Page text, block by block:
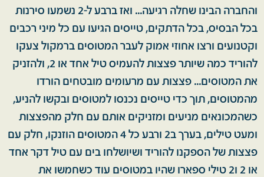
והחברה הבינו שחלה רגיעה... ואז ברבע ל-2 נשמעו סירנות
בכל הבסיס, בכל הדתקים, טייסים הגיעו עם כל מיני רכבים
וקטנועים ורצו אחוזי אמוק לעבר המטוסים ברמקול צעקו
להוריד כמה שיותר פצצות להעמיס טיל אחד או 2, ולהזניק
את המטוסים... פצצות עם מרעומים מובטחים הורדו
מהמטוסים, תוך כדי טייסים נכנסו למטוסים ובקשו להניע,
כשהמכונאים מניעים ומזניקים אותם עם חלק מהפצצות
ומעט טילים, בערך ב2 ורבע כל 4 המטוסים הוזנקו, חלק עם
פצצות של הספקנו להוריד ושיושלחו בים עם טיל דקר אחד
או 2 ו2 טילי ספארו שהיו במטוסים עוד כשחמשו את